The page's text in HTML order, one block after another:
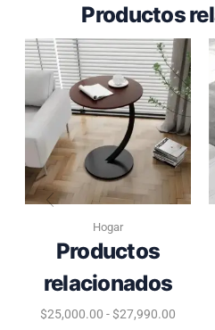
Productos
Hogar
Productos
relacionados
$25,000.00 -$27,990.00